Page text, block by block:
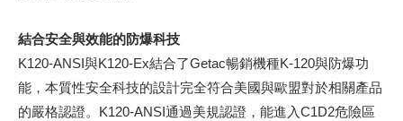
結合安全與效能的防爆科技
K120-ANSI與K120-Ex結合了Getac暢銷機種K-120與防爆功
能，本質性安全科技的設計完全符合美國與歐盟對於相關產品
的嚴格認證。K120-ANSI通過美規認證，能進入C1D2危險區